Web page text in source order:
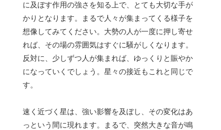
に及ぼす作用の強さを知る上で、とても大切な手が
かりとなります。まるで人々が集まってくる様子を
想像してみてください。大勢の人が一度に押し寄せ
れば、その場の雰囲気はすぐに騒がしくなります。
反対に、少しずつ人が集まれば、ゆっくりと賑やか
になっていくでしょう。星々の接近もこれと同じで
す。
速く近づく星は、強い影響を及ぼし、その変化はあ
っという間に現れます。まるで、突然大きな音が鳴